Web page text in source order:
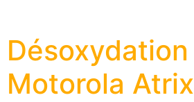
Désoxydation
Motorola Atrix